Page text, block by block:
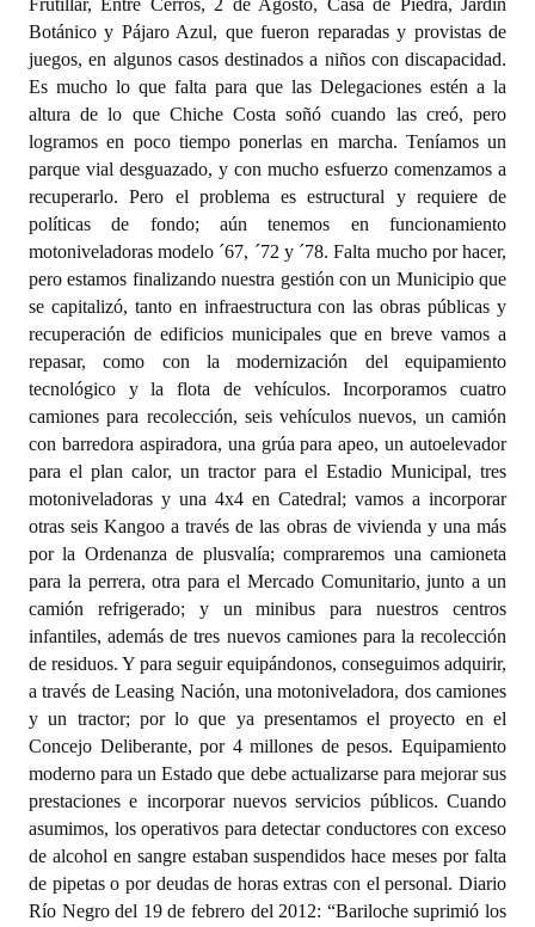
Frutillar, Entre Cerros, 2 de Agosto, Casa de Piedra, Jardín
Botánico y Pájaro Azul, que fueron reparadas y provistas de
juegos, en algunos casos destinados a niños con discapacidad.
Es mucho lo que falta para que las Delegaciones estén a la
altura de lo que Chiche Costa soñó cuando las creó, pero
logramos en poco tiempo ponerlas en marcha. Teníamos un
parque vial desguazado, y con mucho esfuerzo comenzamos a
recuperarlo. Pero el problema es estructural y requiere de
políticas de fondo; aún tenemos en funcionamiento
motoniveladoras modelo ´67, ´72 y ´78. Falta mucho por hacer,
pero estamos finalizando nuestra gestión con un Municipio que
se capitalizó, tanto en infraestructura con las obras públicas y
recuperación de edificios municipales que en breve vamos a
repasar, como con la modernización del equipamiento
tecnológico y la flota de vehículos. Incorporamos cuatro
camiones para recolección, seis vehículos nuevos, un camión
con barredora aspiradora, una grúa para apeo, un autoelevador
para el plan calor, un tractor para el Estadio Municipal, tres
motoniveladoras y una 4x4 en Catedral; vamos a incorporar
otras seis Kangoo a través de las obras de vivienda y una más
por la Ordenanza de plusvalía; compraremos una camioneta
para la perrera, otra para el Mercado Comunitario, junto a un
camión refrigerado; y un minibus para nuestros centros
infantiles, además de tres nuevos camiones para la recolección
de residuos. Y para seguir equipándonos, conseguimos adquirir,
a través de Leasing Nación, una motoniveladora, dos camiones
y un tractor; por lo que ya presentamos el proyecto en el
Concejo Deliberante, por 4 millones de pesos. Equipamiento
moderno para un Estado que debe actualizarse para mejorar sus
prestaciones e incorporar nuevos servicios públicos. Cuando
asumimos, los operativos para detectar conductores con exceso
de alcohol en sangre estaban suspendidos hace meses por falta
de pipetas o por deudas de horas extras con el personal. Diario
Río Negro del 19 de febrero del 2012: “Bariloche suprimió los